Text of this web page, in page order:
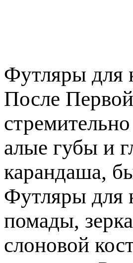
Футляры для
После
алые губы и
карандаша,
Футляры для
помады,
слоновой